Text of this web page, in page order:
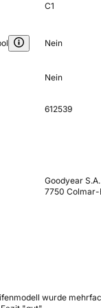
C1
Nein
Nein
612539
Goodyear
7750 Colmar-
wurde